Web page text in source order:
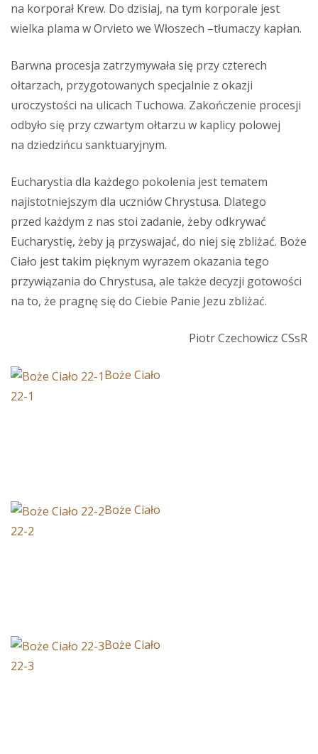
na korporał Krew. Do dzisiaj, na tym korporale jest
wielka plama w Orvieto we Włoszech –tłumaczy kapłan.
Barwna procesja zatrzymywała się przy czterech
ołtarzach, przygotowanych specjalnie z okazji
uroczystości na ulicach Tuchowa. Zakończenie procesji
odbyło się przy czwartym ołtarzu w kaplicy polowej
na dziedzińcu sanktuaryjnym.
Eucharystia dla każdego pokolenia jest tematem
najistotniejszym dla uczniów Chrystusa. Dlatego
przed każdym z nas stoi zadanie, żeby odkrywać
Eucharystię, żeby ją przyswajać, do niej się zbliżać. Boże
Ciało jest takim pięknym wyrazem okazania tego
przywiązania do Chrystusa, ale także decyzji gotowości
na to, że pragnę się do Ciebie Panie Jezu zbliżać.
Piotr Czechowicz CSsR
Boże Ciało
22-1
Boże Ciało
22-2
Boże Ciało
22-3